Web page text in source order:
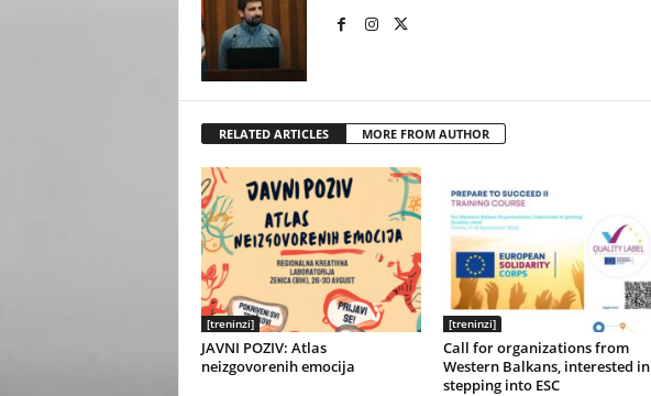
RELATED ARTICLES MORE FROM AUTHOR
[treninzi]
JAVNI POZIV: Atlas
neizgovorenih emocija
[treninzi]
Call for organizations from
Western Balkans, interested in
stepping into ESC